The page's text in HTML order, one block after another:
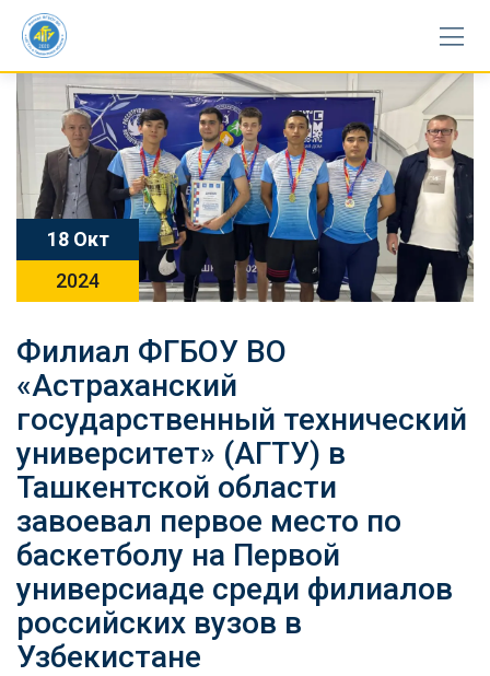
Skip
content
18 Окт
2024
Филиал ФГБОУ ВО
«Астраханский
государственный технический
университет» (АГТУ) в
Ташкентской области
завоевал первое место по
баскетболу на Первой
универсиаде среди филиалов
российских вузов в
Узбекистане